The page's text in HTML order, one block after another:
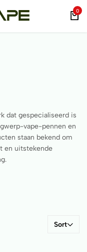
0
dat gespecialiseerd is
vape-pennen en
staan bekend om
en uitstekende
Sort